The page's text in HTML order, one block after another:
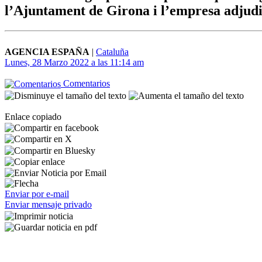
l’Ajuntament de Girona i l’empresa
AGENCIA ESPAÑA | Cataluña
Lunes, 28 Marzo 2022 a las 11:14 am
Comentarios
Enlace copiado
Enviar por e-mail
Enviar mensaje privado